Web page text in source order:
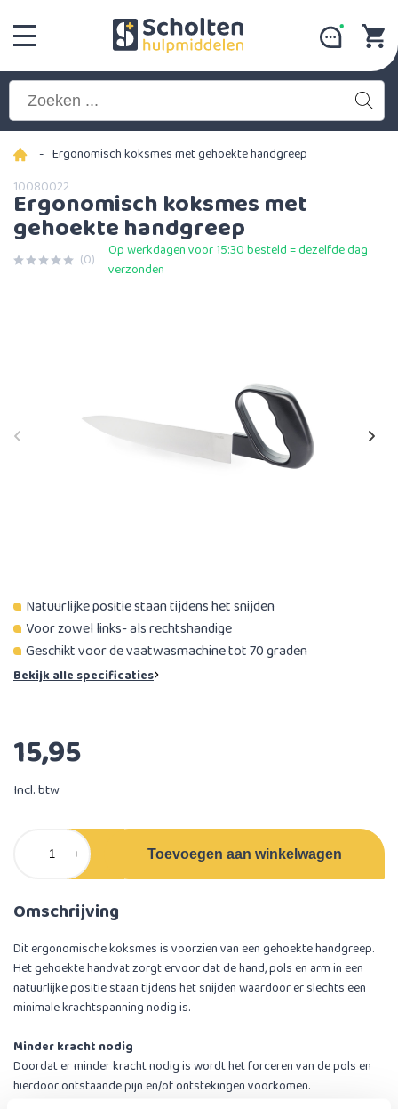
- Ergonomisch koksmes met gehoekte handgreep
10080022
Ergonomisch koksmes met
gehoekte handgreep
(0)
Op werkdagen voor 15:30 besteld = dezelfde dag
verzonden
Natuurlijke positie staan tijdens het snijden
Voor zowel links- als rechtshandige
Geschikt voor de vaatwasmachine tot 70 graden
Bekijk alle specificaties
15,95
Incl. btw
− + Toevoegen aan winkelwagen
Omschrijving
Dit ergonomische koksmes is voorzien van een gehoekte handgreep.
Het gehoekte handvat zorgt ervoor dat de hand, pols en arm in een
natuurlijke positie staan tijdens het snijden waardoor er slechts een
minimale krachtspanning nodig is.
Minder kracht nodig
Doordat er minder kracht nodig is wordt het forceren van de pols en
hierdoor ontstaande pijn en/of ontstekingen voorkomen.